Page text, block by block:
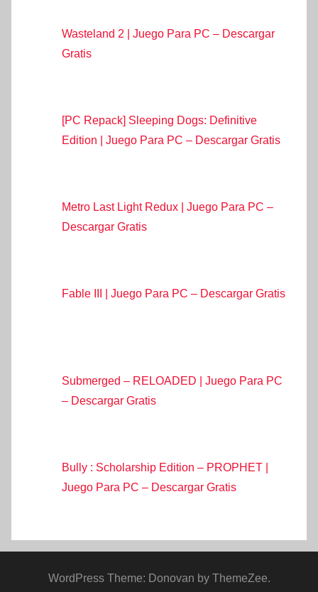
Wasteland 2 | Juego Para PC – Descargar
Gratis
[PC Repack] Sleeping Dogs: Definitive
Edition | Juego Para PC – Descargar Gratis
Metro Last Light Redux | Juego Para PC –
Descargar Gratis
Fable III | Juego Para PC – Descargar Gratis
Submerged – RELOADED | Juego Para PC
– Descargar Gratis
Bully : Scholarship Edition – PROPHET |
Juego Para PC – Descargar Gratis
WordPress Theme: Donovan by ThemeZee.